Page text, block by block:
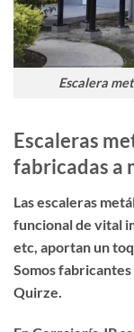
Escalera
Escaleras
fabricadas a
Las escaleras
funcional de vital
etc, aportan un
Somos fabricantes
Quirze